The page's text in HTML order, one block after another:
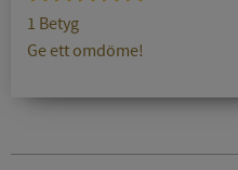
1 Betyg
Ge ett omdöme!